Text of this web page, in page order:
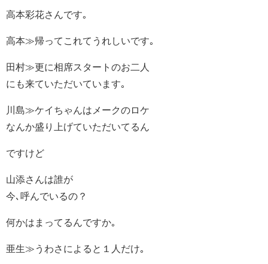
高本彩花さんです｡
高本≫帰ってこれてうれしいです｡
田村≫更に相席スタートのお二人
にも来ていただいています｡
川島≫ケイちゃんはメークのロケ
なんか盛り上げていただいてるん
ですけど
山添さんは誰が
今､呼んでいるの？
何かはまってるんですか｡
亜生≫うわさによると１人だけ｡